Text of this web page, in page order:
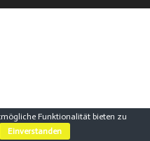
Funktionalität bieten zu
Einverstanden